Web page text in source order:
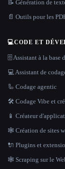
📝 Génération de
📄 Outils pour les
💻CODE ET
🗄️ Assistant à la base
💻 Assistant de
🦾 Codage agentic
🛠️ Codage Vibe et
📱 Créateur
🕸 Création de sites
🔌 Plugins et
🕸️ Scraping sur le